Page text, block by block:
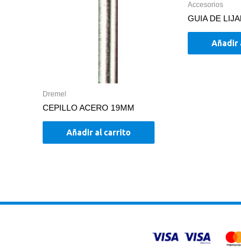
Dremel
CEPILLO ACERO 19MM
Añadir al carrito
Accesorios
GUIA DE
Añadir